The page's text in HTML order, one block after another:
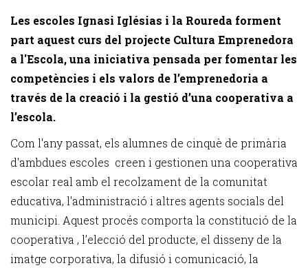
Les escoles Ignasi Iglésias i la Roureda forment
part aquest curs del projecte Cultura Emprenedora
a l'Escola, una iniciativa pensada per fomentar les
competències i els valors de l’emprenedoria a
través de la creació i la gestió d’una cooperativa a
l’escola.
Com l'any passat, els alumnes de cinquè de primària
d'ambdues escoles creen i gestionen una cooperativa
escolar real amb el recolzament de la comunitat
educativa, l'administració i altres agents socials del
municipi. Aquest procés comporta la constitució de la
cooperativa , l’elecció del producte, el disseny de la
imatge corporativa, la difusió i comunicació, la